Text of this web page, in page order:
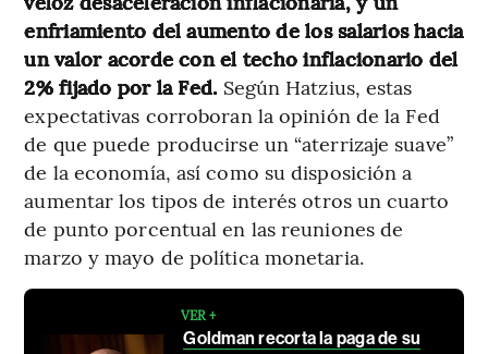
enfriamiento del aumento de los salarios hacia
un valor acorde con el techo inflacionario del
2% fijado por la Fed. Según Hatzius, estas
expectativas corroboran la opinión de la Fed
de que puede producirse un “aterrizaje suave”
de la economía, así como su disposición a
aumentar los tipos de interés otros un cuarto
de punto porcentual en las reuniones de
marzo y mayo de política monetaria.
VER +
Goldman recorta la paga de su